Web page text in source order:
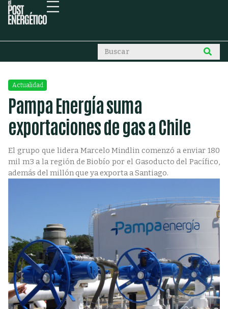
Actualidad
Pampa Energía suma
exportaciones de gas a Chile
El grupo que lidera Marcelo Mindlin comenzó a enviar 180
mil m3 a la región de Biobío por el Gasoducto del Pacífico,
además del millón que ya exporta a Santiago.